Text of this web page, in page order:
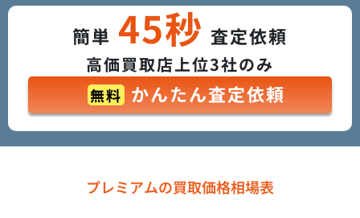
簡単 45秒 査定依頼
高価買取店上位3社のみ
無料 かんたん査定依頼
プレミアムの買取価格相場表